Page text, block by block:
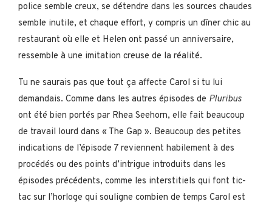
police semble creux, se détendre dans les sources chaudes
semble inutile, et chaque effort, y compris un dîner chic au
restaurant où elle et Helen ont passé un anniversaire,
ressemble à une imitation creuse de la réalité.
Tu ne saurais pas que tout ça affecte Carol si tu lui
demandais. Comme dans les autres épisodes de Pluribus
ont été bien portés par Rhea Seehorn, elle fait beaucoup
de travail lourd dans « The Gap ». Beaucoup des petites
indications de l’épisode 7 reviennent habilement à des
procédés ou des points d’intrigue introduits dans les
épisodes précédents, comme les interstitiels qui font tic-
tac sur l’horloge qui souligne combien de temps Carol est